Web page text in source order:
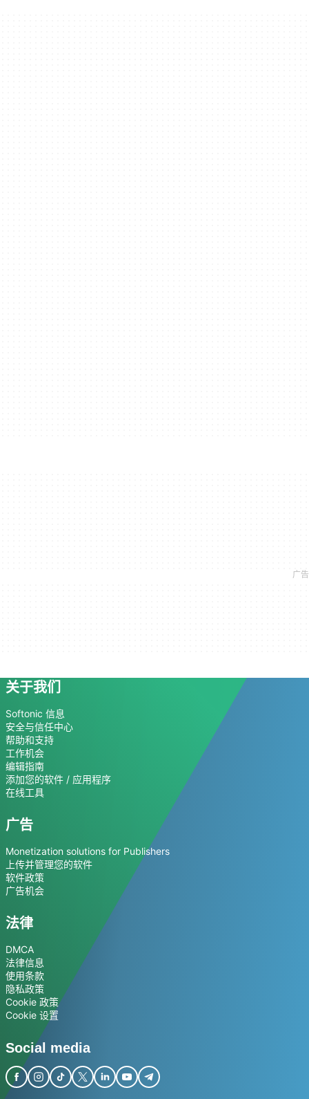
关于我们
Softonic 信息
安全与信任中心
帮助和支持
工作机会
编辑指南
添加您的软件 / 应用程序
在线工具
广告
Monetization solutions for Publishers
上传并管理您的软件
软件政策
广告机会
法律
DMCA
法律信息
使用条款
隐私政策
Cookie 政策
Cookie 设置
Social media